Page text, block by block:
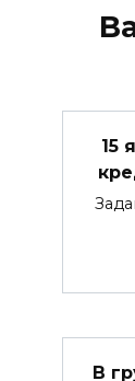
15
В